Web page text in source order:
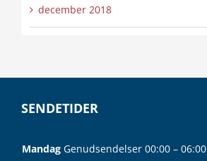
december 2018
SENDETIDER
Mandag Genudsendelser 00:00 – 06:00